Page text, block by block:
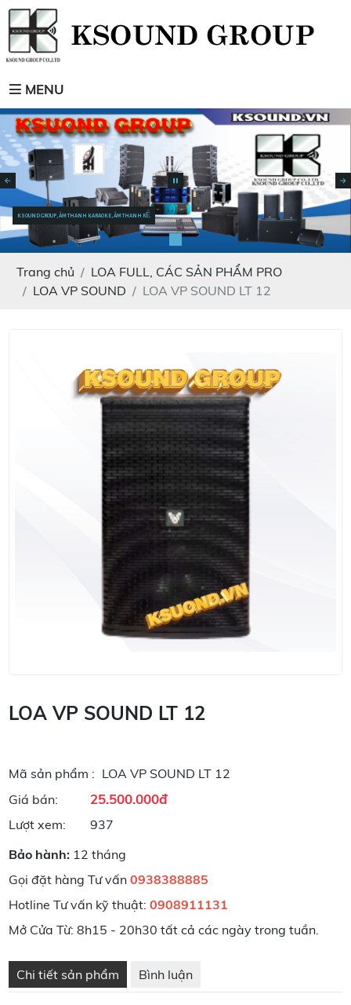
MENU
KSOUND GROUP, ÂM THANH KARAOKE, ÂM THANH RẺ
Trang chủ
LOA FULL, CÁC SẢN PHẨM PRO
LOA VP SOUND
LOA VP SOUND LT 12
LOA VP SOUND LT 12
Mã sản phẩm : LOA VP SOUND LT 12
Giá bán:
25.500.000đ
Lượt xem:
937
Bảo hành: 12 tháng
Gọi đặt hàng Tư vấn0938388885
Hotline Tư vấn kỹ thuật:0908911131
Mở Cửa Từ: 8h15 - 20h30 tất cả các ngày trong tuần.
Chi tiết sản phẩm Bình luận